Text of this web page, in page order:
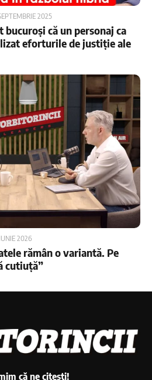
2025
că un personaj ca
eforturile de justiție ale
2026
rămân o variantă. Pe
cutiuță”
că ne citești!